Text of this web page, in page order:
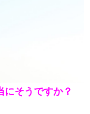
にそうですか？